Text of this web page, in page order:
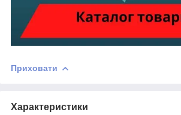
Приховати
Характеристики